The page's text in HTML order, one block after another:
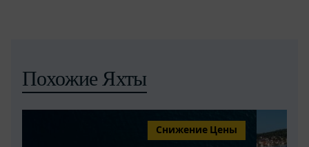
Похожие Яхты
Снижение Цены